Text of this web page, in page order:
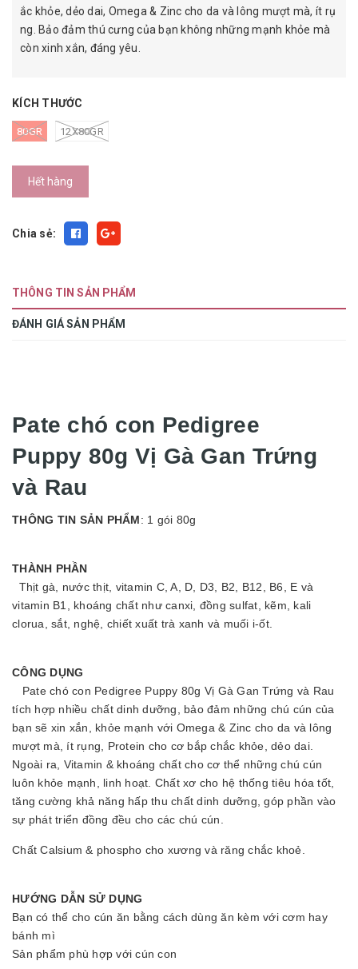
ắc khỏe, dẻo dai, Omega & Zinc cho da và lông mượt mà, ít rụ
ng. Bảo đảm thú cưng của bạn không những mạnh khỏe mà
còn xinh xắn, đáng yêu.
KÍCH THƯỚC
80GR 12X80GR
Hết hàng
Chia sẻ:
THÔNG TIN SẢN PHẨM
ĐÁNH GIÁ SẢN PHẨM
Pate chó con Pedigree
Puppy 80g Vị Gà Gan Trứng
và Rau
THÔNG TIN SẢN PHẨM: 1 gói 80g
THÀNH PHẦN
Thịt gà, nước thịt, vitamin C, A, D, D3, B2, B12, B6, E và
vitamin B1, khoáng chất như canxi, đồng sulfat, kẽm, kali
clorua, sắt, nghệ, chiết xuất trà xanh và muối i-ốt.
CÔNG DỤNG
Pate chó con Pedigree Puppy 80g Vị Gà Gan Trứng và Rau
tích hợp nhiều chất dinh dưỡng, bảo đảm những chú cún của
bạn sẽ xin xắn, khỏe mạnh với Omega & Zinc cho da và lông
mượt mà, ít rụng, Protein cho cơ bắp chắc khỏe, dẻo dai.
Ngoài ra, Vitamin & khoáng chất cho cơ thể những chú cún
luôn khỏe mạnh, linh hoạt. Chất xơ cho hệ thống tiêu hóa tốt,
tăng cường khả năng hấp thu chất dinh dưỡng, góp phần vào
sự phát triển đồng đều cho các chú cún.
Chất Calsium & phospho cho xương và răng chắc khoẻ.
HƯỚNG DẪN SỬ DỤNG
Bạn có thể cho cún ăn bằng cách dùng ăn kèm với cơm hay
bánh mì
Sản phẩm phù hợp với cún con